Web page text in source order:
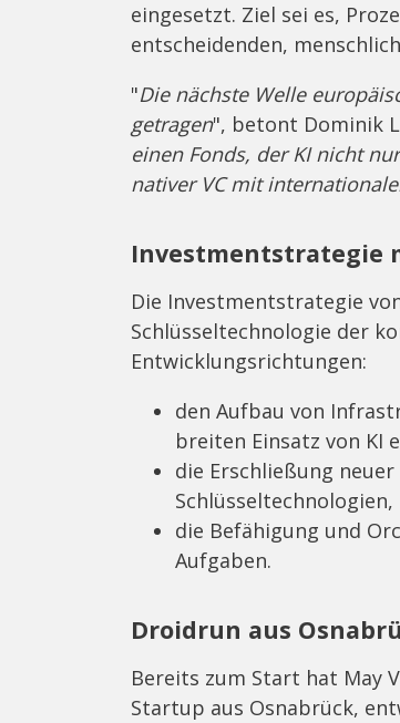
eingesetzt. Ziel sei es,
entscheidenden,
"Die nächste Welle
getragen", betont Dominik
einen Fonds, der KI nicht
nativer VC mit
Investmentstrategie
Die Investmentstrategie
Schlüsseltechnologie der
Entwicklungsrichtungen:
den Aufbau von
breiten Einsatz von KI
die Erschließung
Schlüsseltechnologien,
die Befähigung und
Aufgaben.
Droidrun aus
Bereits zum Start hat May
Startup aus Osnabrück,